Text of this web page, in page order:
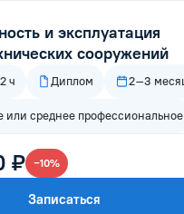
и эксплуатация
сооружений
ч Диплом 2–3
или среднее профессиональное
₽ −10%
Записаться